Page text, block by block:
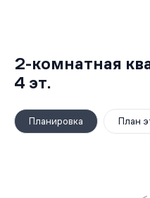
2-комнатная
4 эт.
Планировка План